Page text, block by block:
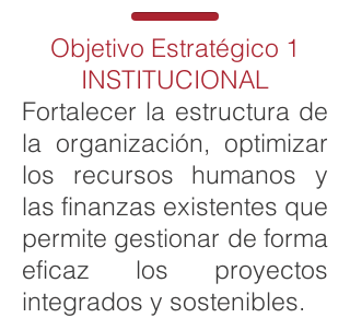
Objetivo Estratégico 1
INSTITUCIONAL
Fortalecer la estructura de
la organización, optimizar
los recursos humanos y
las finanzas existentes que
permite gestionar de forma
eficaz los proyectos
integrados y sostenibles.